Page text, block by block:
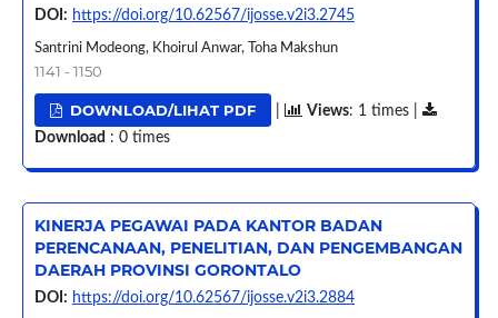
DOI: https://doi.org/10.62567/ijosse.v2i3.2745
Santrini Modeong, Khoirul Anwar, Toha Makshun
1141 - 1150
DOWNLOAD/LIHAT PDF Views: 1 times |
Download : 0 times
KINERJA PEGAWAI PADA KANTOR BADAN
PERENCANAAN, PENELITIAN, DAN PENGEMBANGAN
DAERAH PROVINSI GORONTALO
DOI: https://doi.org/10.62567/ijosse.v2i3.2884